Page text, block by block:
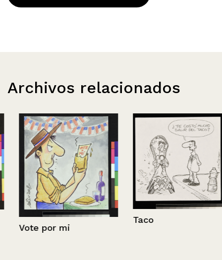
Archivos relacionados
Vote por mi
Taco